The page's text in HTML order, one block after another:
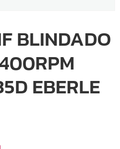
BLINDADO
EBERLE